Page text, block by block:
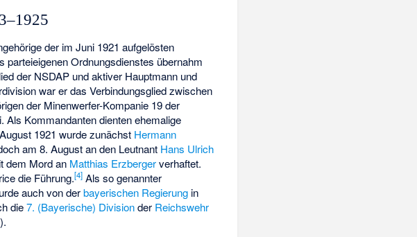
der im Juni 1921 aufgelösten
parteieigenen Ordnungsdienstes übernahm
der NSDAP und aktiver Hauptmann und
war er das Verbindungsglied zwischen
der Minenwerfer-Kompanie 19 der
Als Kommandanten dienten ehemalige
1921 wurde zunächst Hermann
am 8. August an den Leutnant Hans Ulrich
dem Mord an Matthias Erzbergerverhaftet.
die Führung.[4] Als so genannter
auch von derbayerischen Regierung in
die7. (Bayerische) Divisionder Reichswehr
).